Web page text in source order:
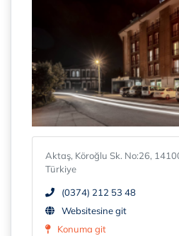
Aktaş, Köroğlu Sk. No:26,
Türkiye
(0374) 212 53 48
Websitesine git
Konuma git